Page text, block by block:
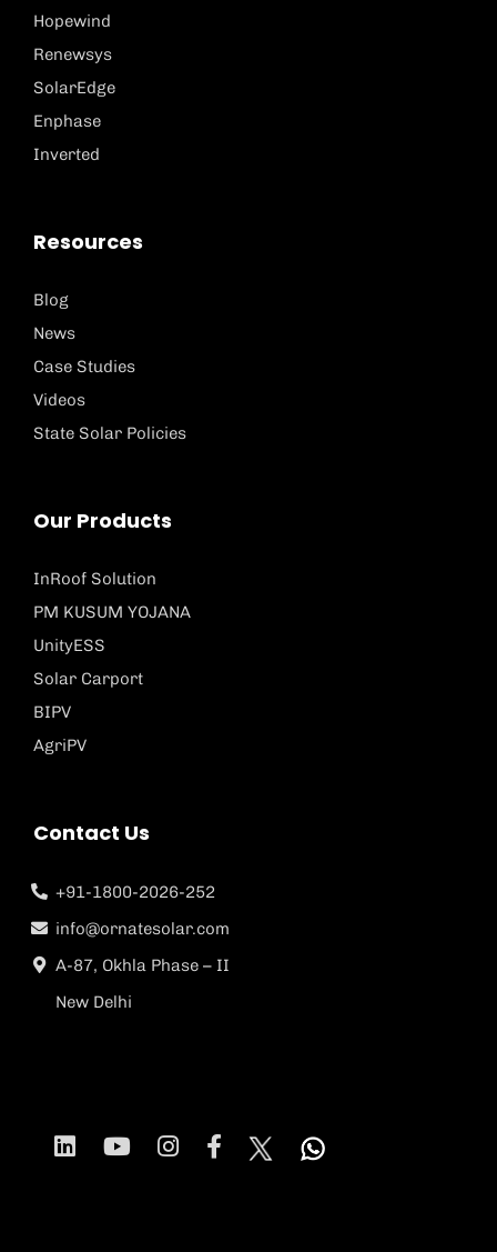
Hopewind
Renewsys
SolarEdge
Enphase
Inverted
Resources
Blog
News
Case Studies
Videos
State Solar Policies
Our Products
InRoof Solution
PM KUSUM YOJANA
UnityESS
Solar Carport
BIPV
AgriPV
Contact Us
+91-1800-2026-252
info@ornatesolar.com
A-87, Okhla Phase – II
New Delhi